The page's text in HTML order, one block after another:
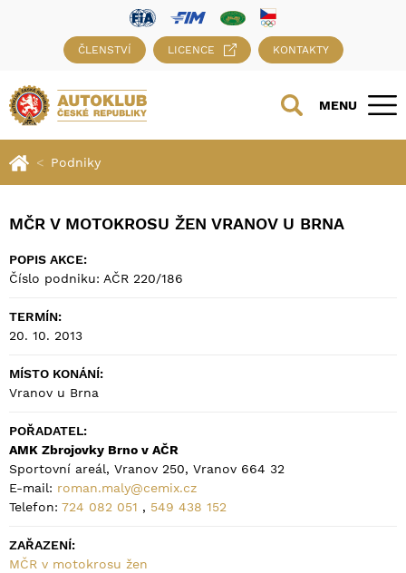
ČLENSTVÍ LICENCE KONTAKTY
MENU
Podniky
MČR V MOTOKROSU ŽEN VRANOV U BRNA
POPIS AKCE:
Číslo podniku: AČR 220/186
TERMÍN:
20. 10. 2013
MÍSTO KONÁNÍ:
Vranov u Brna
POŘADATEL:
AMK Zbrojovky Brno v AČR
Sportovní areál, Vranov 250, Vranov 664 32
E-mail: roman.maly@cemix.cz
Telefon: 724 082 051 , 549 438 152
ZAŘAZENÍ:
MČR v motokrosu žen